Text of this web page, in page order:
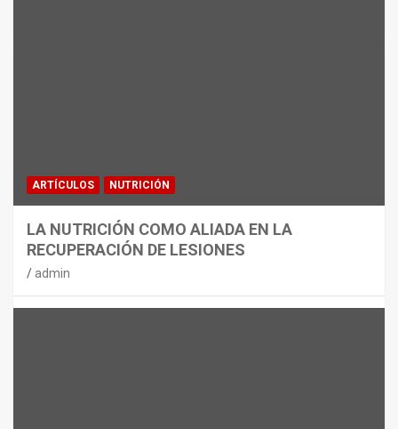
ARTÍCULOS NUTRICIÓN
LA NUTRICIÓN COMO ALIADA EN LA
RECUPERACIÓN DE LESIONES
admin